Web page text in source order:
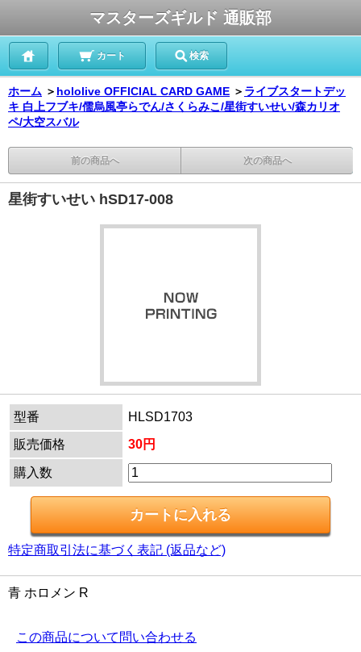
マスターズギルド 通販部
カート 検索
ホーム ＞ hololive OFFICIAL CARD GAME ＞ ライブスタートデッ
キ 白上フブキ/儒烏風亭らでん/さくらみこ/星街すいせい/森カリオ
ペ/大空スバル
前の商品へ 次の商品へ
星街すいせい hSD17-008
型番
HLSD1703
販売価格
30円
購入数
特定商取引法に基づく表記 (返品など)
青 ホロメン R
この商品について問い合わせる